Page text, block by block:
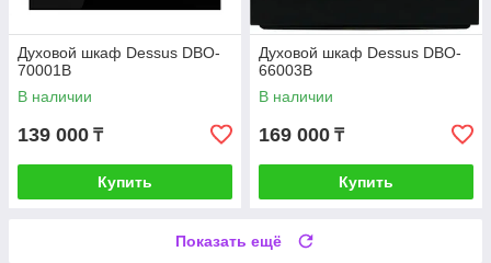
Духовой шкаф Dessus DBO-
70001B
В наличии
139 000 ₸
Купить
Духовой шкаф Dessus DBO-
66003B
В наличии
169 000 ₸
Купить
Показать ещё